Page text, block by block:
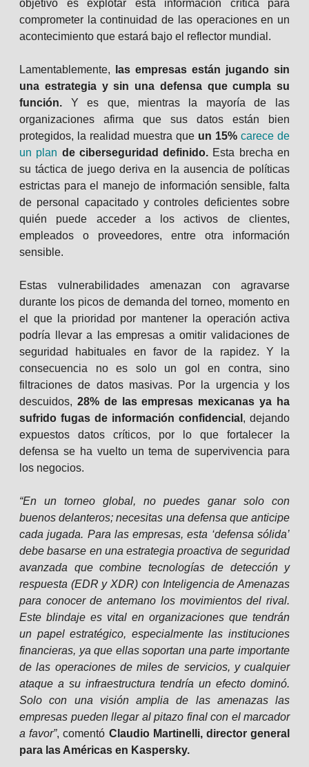
objetivo es explotar esta información crítica para
comprometer la continuidad de las operaciones en un
acontecimiento que estará bajo el reflector mundial.
Lamentablemente,
las empresas están jugando sin
una estrategia y sin una defensa que cumpla su
función. Y es que, mientras la mayoría de las
organizaciones afirma que sus datos están bien
protegidos, la realidad muestra que un 15% carece de
un plan de ciberseguridad definido. Esta brecha en
su táctica de juego deriva en la ausencia de políticas
estrictas para el manejo de información sensible, falta
de personal capacitado y controles deficientes sobre
quién puede acceder a los activos de clientes,
empleados o proveedores, entre otra información
sensible.
Estas vulnerabilidades amenazan con agravarse
durante los picos de demanda del torneo, momento en
el que la prioridad por mantener la operación activa
podría llevar a las empresas a omitir validaciones de
seguridad habituales en favor de la rapidez. Y la
consecuencia no es solo un gol en contra, sino
filtraciones de datos masivas. Por la urgencia y los
descuidos, 28% de las empresas mexicanas ya ha
sufrido fugas de información confidencial , dejando
expuestos datos críticos, por lo que fortalecer la
defensa se ha vuelto un tema de supervivencia para
los negocios.
“En un torneo global, no puedes ganar solo con
buenos delanteros; necesitas una defensa que anticipe
cada jugada. Para las empresas, esta ‘defensa sólida’
debe basarse en una estrategia proactiva de seguridad
avanzada que combine tecnologías de detección y
respuesta (EDR y XDR) con Inteligencia de Amenazas
para conocer de antemano los movimientos del rival.
Este blindaje es vital en organizaciones que tendrán
un papel estratégico, especialmente las instituciones
financieras, ya que ellas soportan una parte importante
de las operaciones de miles de servicios, y cualquier
ataque a su infraestructura tendría un efecto dominó.
Solo con una visión amplia de las amenazas las
empresas pueden llegar al pitazo final con el marcador
a favor”, comentó Claudio Martinelli, director general
para las Américas en Kaspersky.